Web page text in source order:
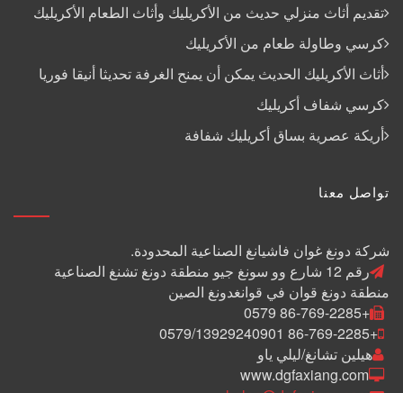
تقديم أثاث منزلي حديث من الأكريليك وأثاث الطعام الأكريليك
كرسي وطاولة طعام من الأكريليك
أثاث الأكريليك الحديث يمكن أن يمنح الغرفة تحديثا أنيقا فوريا
كرسي شفاف أكريليك
أريكة عصرية بساق أكريليك شفافة
تواصل معنا
شركة دونغ غوان فاشيانغ الصناعية المحدودة.
رقم 12 شارع وو سونغ جيو منطقة دونغ تشنغ الصناعية
منطقة دونغ قوان في قوانغدونغ الصين
+86-769-2285 0579
+86-769-2285 0579/13929240901
هيلين تشانغ/ليلي ياو
www.dgfaxiang.com